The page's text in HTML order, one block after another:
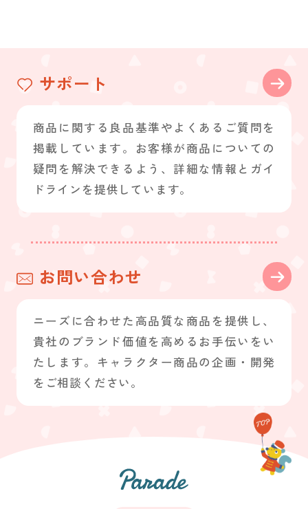
サポート
商品に関する良品基準やよくあるご質問を
掲載しています。お客様が商品についての
疑問を解決できるよう、詳細な情報とガイ
ドラインを提供しています。
お問い合わせ
ニーズに合わせた高品質な商品を提供し、
貴社のブランド価値を高めるお手伝いをい
たします。キャラクター商品の企画・開発
をご相談ください。